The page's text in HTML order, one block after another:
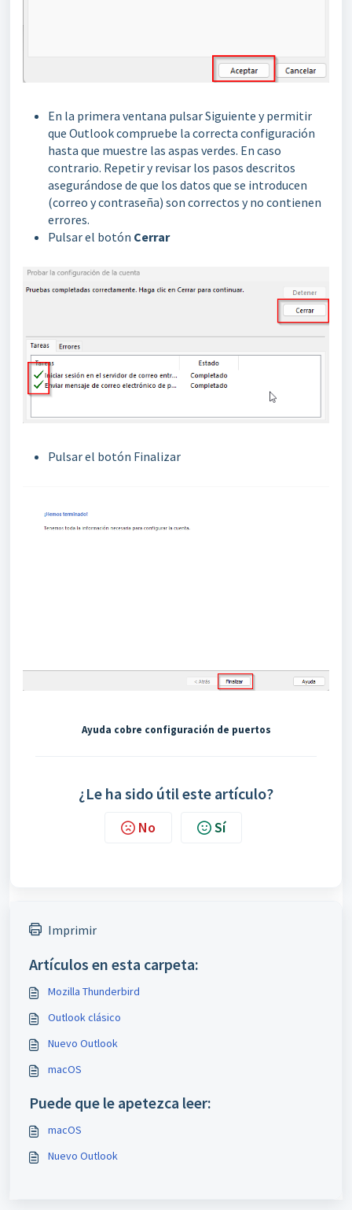
En la primera ventana pulsar Siguiente y permitir
que Outlook compruebe la correcta configuración
hasta que muestre las aspas verdes. En caso
contrario. Repetir y revisar los pasos descritos
asegurándose de que los datos que se introducen
(correo y contraseña) son correctos y no contienen
errores.
Pulsar el botón Cerrar
Pulsar el botón Finalizar
Ayuda cobre configuración de puertos
¿Le ha sido útil este artículo?
No Sí
Imprimir
Artículos en esta carpeta:
Mozilla Thunderbird
Outlook clásico
Nuevo Outlook
macOS
Puede que le apetezca leer:
macOS
Nuevo Outlook